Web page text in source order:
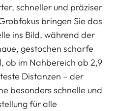
schneller und präziser
bringen Sie das
ins Bild, während der
gestochen scharfe
ob im Nahbereich ab 2,9
Distanzen – der
besonders schnelle und
für alle